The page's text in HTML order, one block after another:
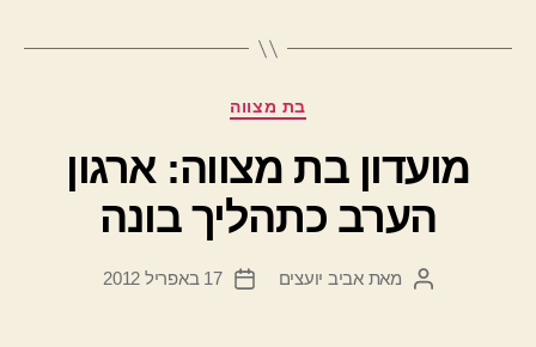
קטגוריות
בת מצווה
מועדון בת מצווה: ארגון
הערב כתהליך בונה
המחבר
מאתאביב יועצים
תאריך
17 באפריל 2012